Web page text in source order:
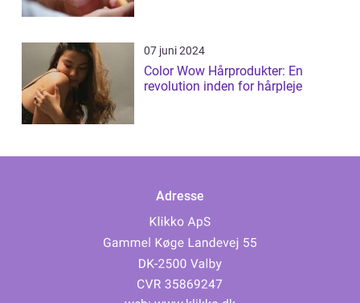
07 juni 2024
Color Wow Hårprodukter: En
revolution inden for hårpleje
Adresse